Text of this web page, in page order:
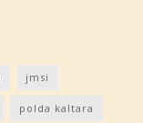
jmsi
polda kaltara